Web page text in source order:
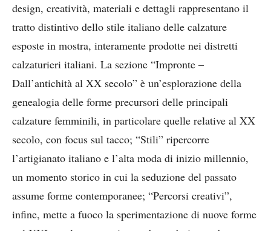
design, creatività, materiali e dettagli rappresentano il
tratto distintivo dello stile italiano delle calzature
esposte in mostra, interamente prodotte nei distretti
calzaturieri italiani. La sezione “Impronte –
Dall’antichità al XX secolo” è un’esplorazione della
genealogia delle forme precursori delle principali
calzature femminili, in particolare quelle relative al XX
secolo, con focus sul tacco; “Stili” ripercorre
l’artigianato italiano e l’alta moda di inizio millennio,
un momento storico in cui la seduzione del passato
assume forme contemporanee; “Percorsi creativi”,
infine, mette a fuoco la sperimentazione di nuove forme